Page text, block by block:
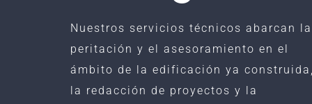
Nuestros servicios técnicos abarcan la
peritación y el asesoramiento en el
ámbito de la edificación ya
la redacción de proyectos y la